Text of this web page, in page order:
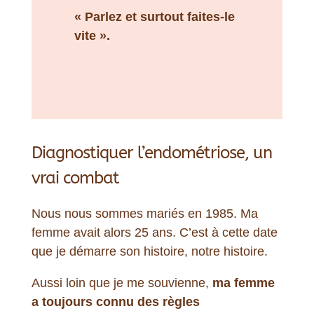
« Parlez et surtout faites-le
vite ».
Diagnostiquer l’endométriose, un
vrai combat
Nous nous sommes mariés en 1985. Ma
femme avait alors 25 ans. C’est à cette date
que je démarre son histoire, notre histoire.
Aussi loin que je me souvienne, ma femme
a toujours connu des règles